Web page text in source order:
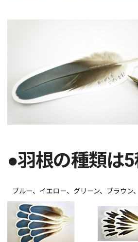
●羽根の種類は
ブルー、イエロー、グリーン、ブラウン